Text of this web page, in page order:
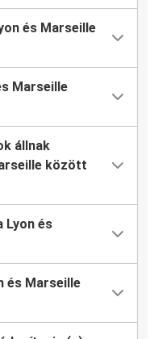
és Marseille
Marseille
állnak
között
Lyon és
és Marseille